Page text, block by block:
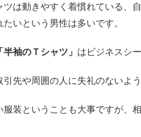
は動きやすく着慣れている、
いという男性は多いです。
半袖のＴシャツ」 はビジネスシ
先や周囲の人に失礼のないよ
服装ということも大事ですが、